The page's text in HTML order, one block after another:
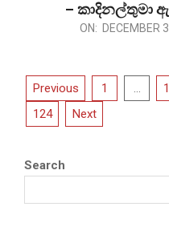
– කාදිනල්තුමා
ON: DECEMBER
Posts
pagination
Previous 1 …
124
Next
Search